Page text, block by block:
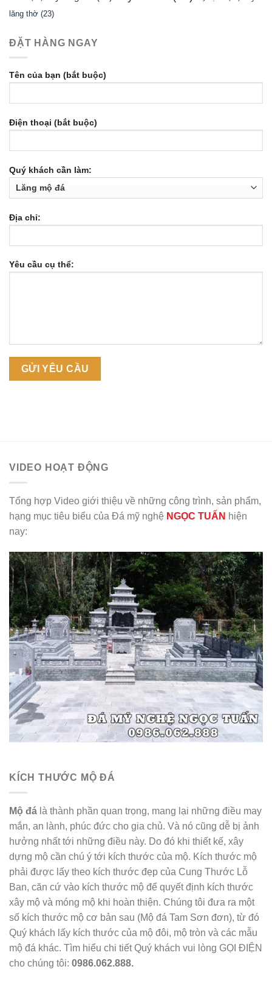
lăng thờ (23)
ĐẶT HÀNG NGAY
Tên của bạn (bắt buộc)
Điện thoại (bắt buộc)
Quý khách cần làm:
Địa chỉ:
Yêu cầu cụ thể:
VIDEO HOẠT ĐỘNG
Tổng hợp Video giới thiệu về những công trình, sản phẩm,
hạng mục tiêu biểu của Đá mỹ nghệ NGỌC TUẤN hiện
nay:
KÍCH THƯỚC MỘ ĐÁ
Mộ đá là thành phần quan trọng, mang lại những điều may
mắn, an lành, phúc đức cho gia chủ. Và nó cũng dễ bị ảnh
hưởng nhất tới những điều này. Do đó khi thiết kế, xây
dựng mộ cần chú ý tới kích thước của mộ. Kích thước mộ
phải được lấy theo kích thước đẹp của Cung Thước Lỗ
Ban, căn cứ vào kích thước mộ để quyết định kích thước
xây mộ và móng mộ khi hoàn thiện. Chúng tôi đưa ra một
số kích thước mộ cơ bản sau (Mộ đá Tam Sơn đơn), từ đó
Quý khách lấy kích thước của mộ đôi, mộ tròn và các mẫu
mộ đá khác. Tìm hiểu chi tiết Quý khách vui lòng GỌI ĐIỆN
cho chúng tôi: 0986.062.888.